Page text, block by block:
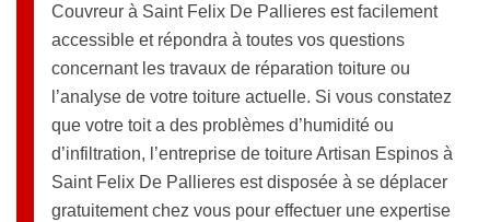
Couvreur à Saint Felix De Pallieres est facilement
accessible et répondra à toutes vos questions
concernant les travaux de réparation toiture ou
l’analyse de votre toiture actuelle. Si vous constatez
que votre toit a des problèmes d’humidité ou
d’infiltration, l’entreprise de toiture Artisan Espinos à
Saint Felix De Pallieres est disposée à se déplacer
gratuitement chez vous pour effectuer une expertise